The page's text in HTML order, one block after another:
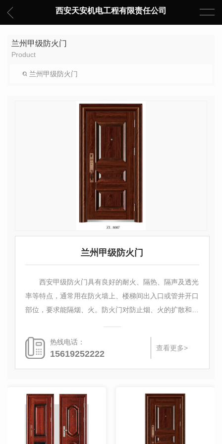
西安天安机电工程有限责任公司
兰州甲级防火门
Product
兰州甲级防火门
兰州甲级防火门
西安甲级防火门具有良好的耐火、隔热、隔声及透光
率等特点，通常用在防火墙上、楼梯间出入口或管井开口
部位，要求能隔烟、火。防火门对防止烟、火的扩散和蔓
求，
热线电话：
15619252222
查看更多>